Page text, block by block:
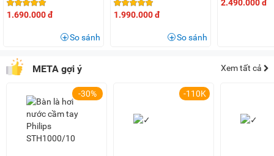
thành cặn vôi cũng như duy trì tuổi thọ cho bình chứa nước.
sản phẩm, màu sắc có thể thay đổi tùy theo sản phẩm thực
1.690.000 đ
So sánh
1.990.000 đ
So sánh
2.490.000 đ
META gợi ý Xem tất cả
-30% -110K